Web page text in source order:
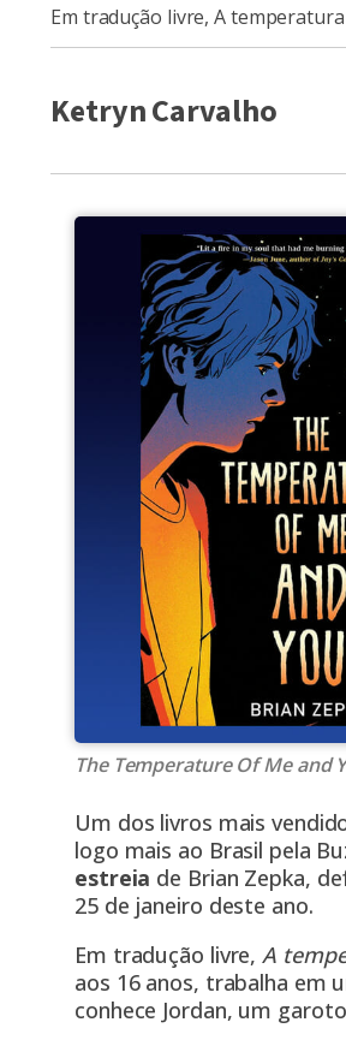
Em tradução livre, A
Ketryn Carvalho
The Temperature Of Me and
Um dos livros mais
logo mais ao Brasil pela
estreia de Brian Zepka,
25 de janeiro deste ano.
Em tradução livre,A
aos 16 anos, trabalha em
conhece Jordan, um